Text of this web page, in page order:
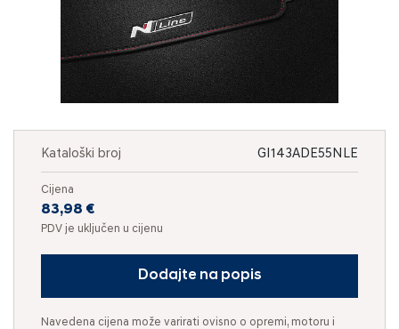
Kataloški broj GI143ADE55NLE
Cijena
83,98 €
PDV je uključen u cijenu
Dodajte na popis
Navedena cijena može varirati ovisno o opremi, motoru i